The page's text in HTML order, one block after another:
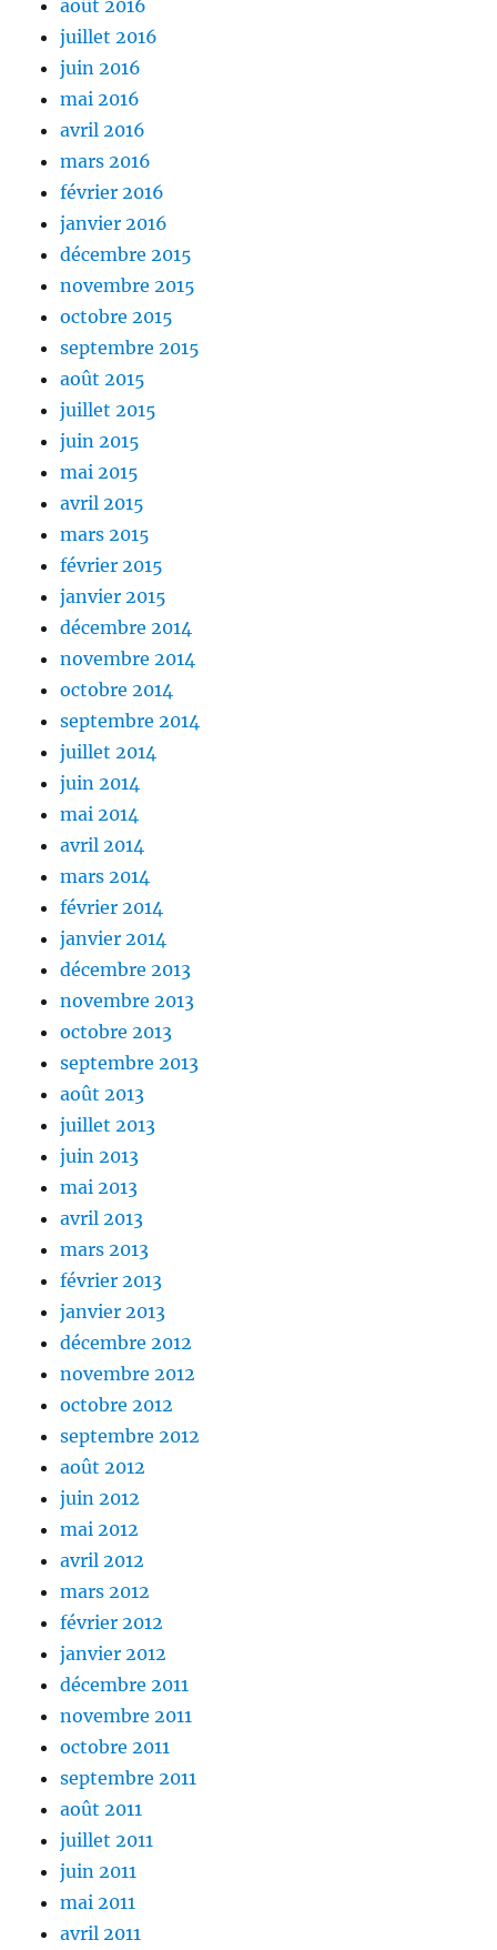
août 2016
juillet 2016
juin 2016
mai 2016
avril 2016
mars 2016
février 2016
janvier 2016
décembre 2015
novembre 2015
octobre 2015
septembre 2015
août 2015
juillet 2015
juin 2015
mai 2015
avril 2015
mars 2015
février 2015
janvier 2015
décembre 2014
novembre 2014
octobre 2014
septembre 2014
juillet 2014
juin 2014
mai 2014
avril 2014
mars 2014
février 2014
janvier 2014
décembre 2013
novembre 2013
octobre 2013
septembre 2013
août 2013
juillet 2013
juin 2013
mai 2013
avril 2013
mars 2013
février 2013
janvier 2013
décembre 2012
novembre 2012
octobre 2012
septembre 2012
août 2012
juin 2012
mai 2012
avril 2012
mars 2012
février 2012
janvier 2012
décembre 2011
novembre 2011
octobre 2011
septembre 2011
août 2011
juillet 2011
juin 2011
mai 2011
avril 2011